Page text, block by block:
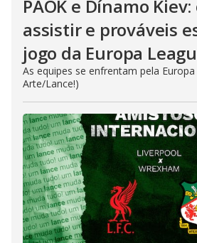
PAOK e Dínamo
assistir e prováveis
jogo da Europa
As equipes se enfrentam pela
Arte/Lance!)